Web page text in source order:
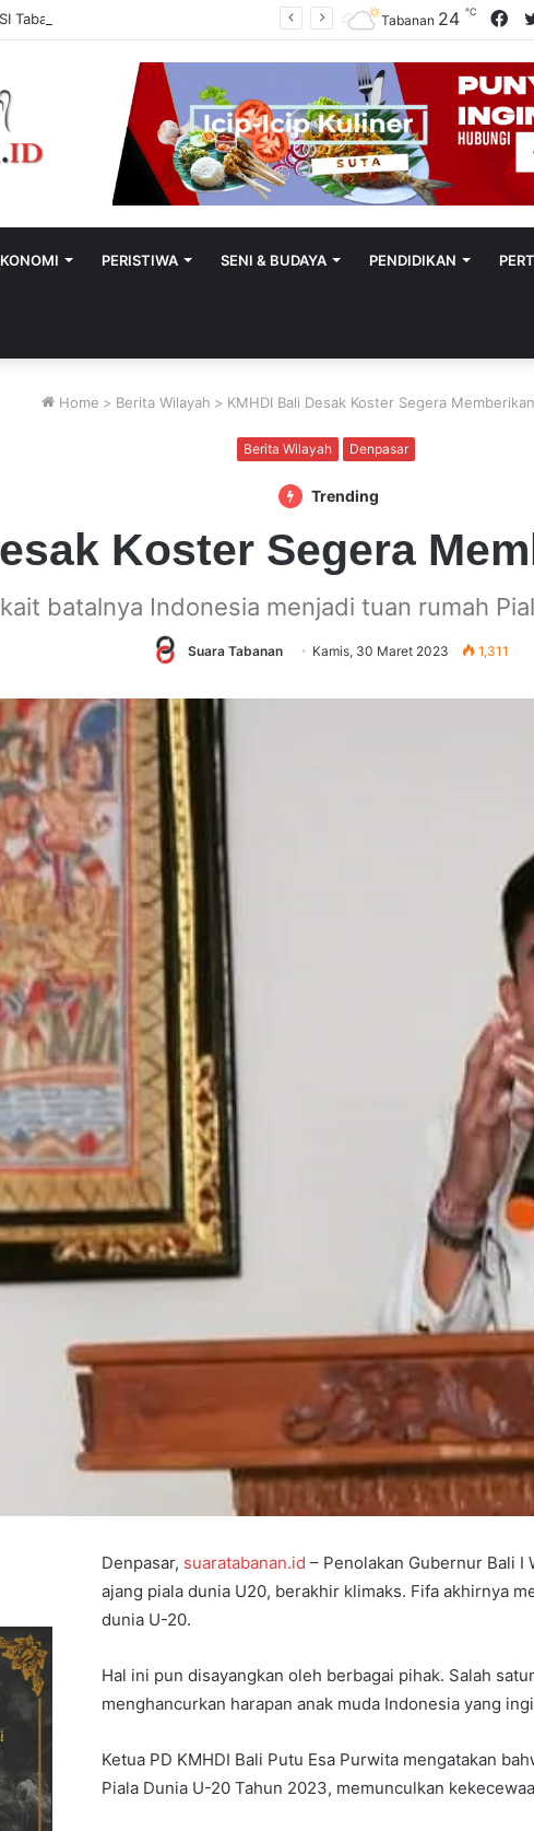
Tabanan 24℃
PERISTIWA SENI & BUDAYA PENDIDIKAN
Home > Berita Wilayah > KMHDI Bali Desak Koster Segera
Berita Wilayah Denpasar
Trending
Koster Segera
batalnya Indonesia menjadi tuan rumah
Suara Tabanan Kamis, 30 Maret 2023 1,311
Denpasar, suaratabanan.id – Penolakan Gubernur Bali I
ajang piala dunia U20, berakhir klimaks. Fifa akhirnya
dunia U-20.
Hal ini pun disayangkan oleh berbagai pihak. Salah
menghancurkan harapan anak muda Indonesia yang
Ketua PD KMHDI Bali Putu Esa Purwita mengatakan
Piala Dunia U-20 Tahun 2023, memunculkan